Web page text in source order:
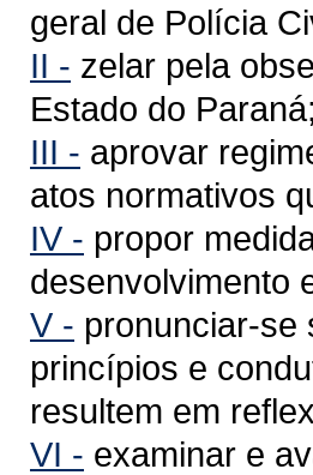
geral de Polícia
II - zelar pela
Estado do Paraná;
III - aprovar
atos normativos
IV - propor
desenvolvimento
V - pronunciar-se
princípios e
resultem em
VI - examinar e